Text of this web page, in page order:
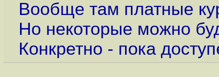
Вообще там платные
Но некоторые можно
Конкретно - пока